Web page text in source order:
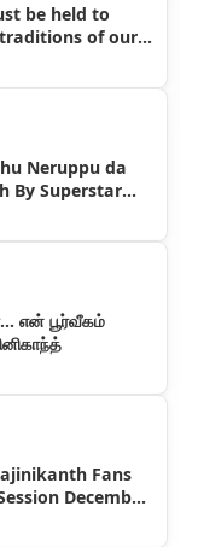
be held to
of our
Neruppu da
By Superstar
என் பூர்வீகம்
- ரஜினிகாந்த்
Fans
December